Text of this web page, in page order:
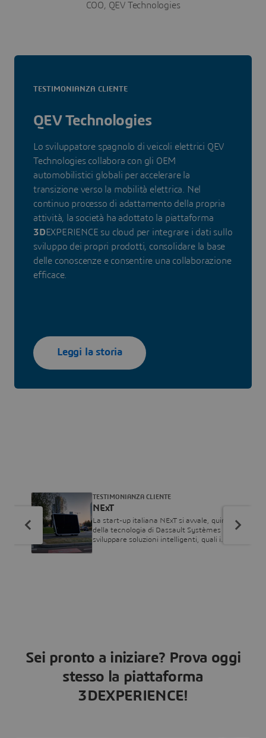
COO, QEV Technologies
TESTIMONIANZA CLIENTE
QEV Technologies
Lo sviluppatore spagnolo di veicoli elettrici QEV
Technologies collabora con gli OEM
automobilistici globali per accelerare la
transizione verso la mobilità elettrica. Nel
continuo processo di adattamento della propria
attività, la società ha adottato la piattaforma
3DEXPERIENCE su cloud per integrare i dati sullo
sviluppo dei propri prodotti, consolidare la base
delle conoscenze e consentire una collaborazione
efficace.
Leggi la storia
NExT
La start-up italiana NExT si avvale, quindi,
della tecnologia di Dassault Systèmes per
sviluppare soluzioni intelligenti, quali i
TESTIMONIANZA CLIENTE
Sei pronto a iniziare? Prova oggi
stesso la piattaforma
3DEXPERIENCE!